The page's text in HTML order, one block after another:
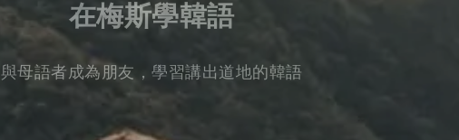
在梅斯學韓語
與母語者成為朋友，學習講出道地的韓語